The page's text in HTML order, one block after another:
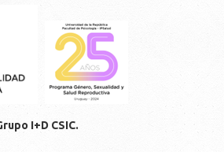
I+D CSIC.